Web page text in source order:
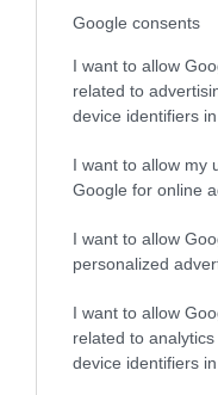
Google consents
I want to allow
related to
device identifiers in
I want to allow my
Google for online
I want to allow
personalized
I want to allow
related to
device identifiers in
por és apró kavics
a padlón, vagy
Ebből is látszik,
eszközöket vagy
következetes
mindennap
otthon